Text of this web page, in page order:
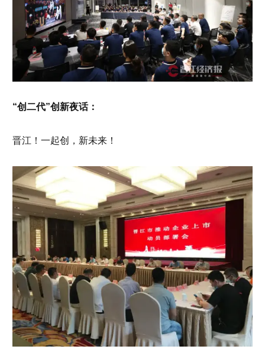
“创二代”创新夜话：
晋江！一起创，新未来！